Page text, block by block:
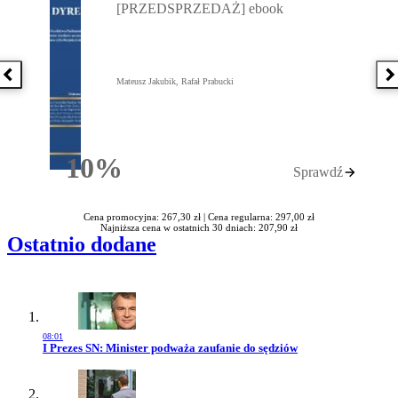
Poprzednia książka
10%Rabatu
[PRZEDSPRZEDAŻ] ebook
Mateusz Jakubik, Rafał Prabucki
Sprawdź
Cena promocyjna: 267,30 zł | Cena regularna: 297,00 zł
Najniższa cena w ostatnich 30 dniach: 207,90 zł
Ostatnio dodane
08:01
Przejdź do artykułu:
I Prezes SN: Minister podważa zaufanie do sędziów